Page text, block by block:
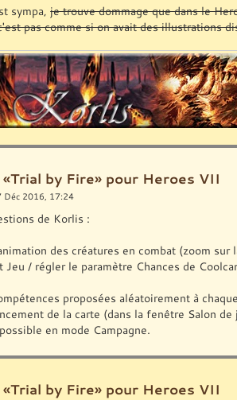
sympa,je trouve dommage que dans le
pas comme si on avait des illustrations
by Fire» pour Heroes VII
Déc 2016, 17:24
de Korlis :
des créatures en combat (zoom sur
/ régler le paramètre Chances de
proposées aléatoirement à
de la carte (dans la fenêtre Salon
en mode Campagne.
by Fire» pour Heroes VII